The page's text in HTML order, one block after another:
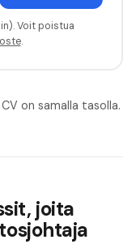
Voit poistua
.
on samalla tasolla.
joita